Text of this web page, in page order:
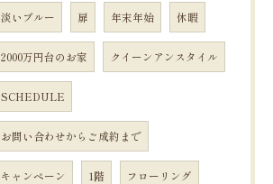
淡いブルー 扉 年末年始 休暇
2000万円台のお家 クイーンアンスタイル
SCHEDULE
お問い合わせからご成約まで
キャンペーン 1階 フローリング